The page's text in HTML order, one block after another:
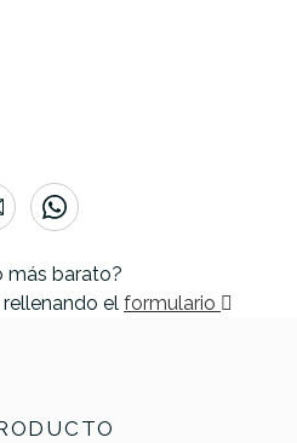
más barato?
el formulario